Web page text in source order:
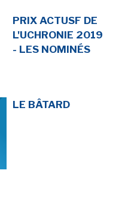
PRIX ACTUSF DE
L'UCHRONIE 2019
- LES NOMINÉS
LE BÂTARD